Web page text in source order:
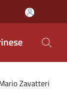
Zavatteri